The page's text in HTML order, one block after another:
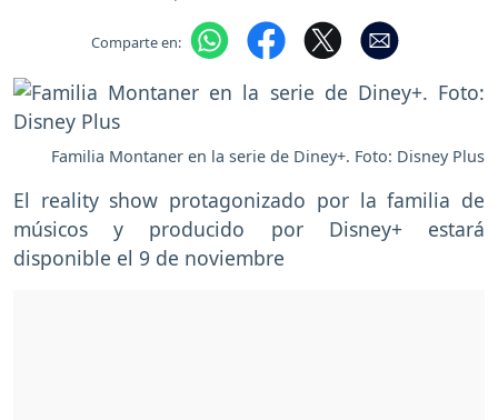
Comparte en:
Familia Montaner en la serie de Diney+. Foto: Disney Plus
El reality show protagonizado por la familia de
músicos y producido por Disney+ estará
disponible el 9 de noviembre